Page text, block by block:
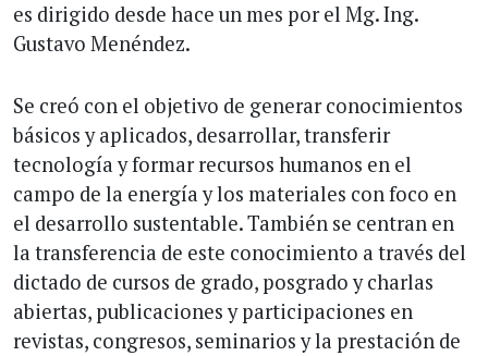
es dirigido desde hace un mes por el Mg. Ing.
Gustavo Menéndez.
Se creó con el objetivo de generar conocimientos
básicos y aplicados, desarrollar, transferir
tecnología y formar recursos humanos en el
campo de la energía y los materiales con foco en
el desarrollo sustentable. También se centran en
la transferencia de este conocimiento a través del
dictado de cursos de grado, posgrado y charlas
abiertas, publicaciones y participaciones en
revistas, congresos, seminarios y la prestación de